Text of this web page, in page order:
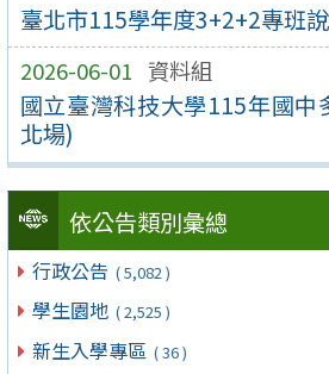
臺北市115學年度3+2+2專班
2026-06-01 資料組
國立臺灣科技大學115年國中
北場)
依公告類別彙總
行政公告 ( 5,082 )
學生園地 ( 2,525 )
新生入學專區 ( 36 )